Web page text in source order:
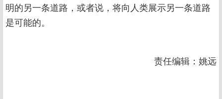
明的另一条道路，或者说，将向人类展示另一条道路
是可能的。
责任编辑：姚远